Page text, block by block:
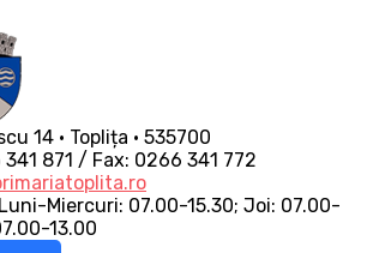
14 • Toplița • 535700
871 / Fax: 0266 341 772
Miercuri: 07.00-15.30; Joi: 07.00-
13.00